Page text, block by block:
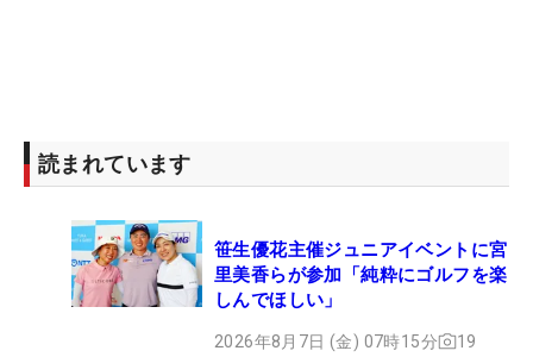
読まれています
笹生優花主催ジュニアイベントに宮
里美香らが参加「純粋にゴルフを楽
しんでほしい」
2026年8月7日 (金) 07時15分 19